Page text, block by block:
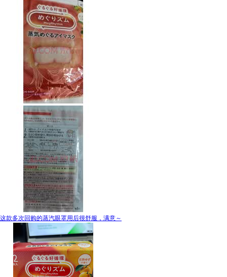
这款多次回购的蒸汽眼罩用后很舒服，满意～